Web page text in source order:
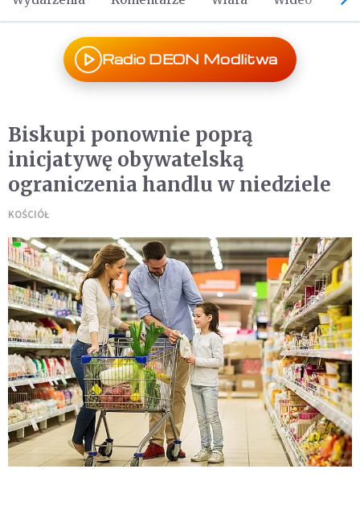
Radio DEON Modlitwa
Biskupi ponownie poprą
inicjatywę obywatelską
ograniczenia handlu w niedziele
KOŚCIÓŁ